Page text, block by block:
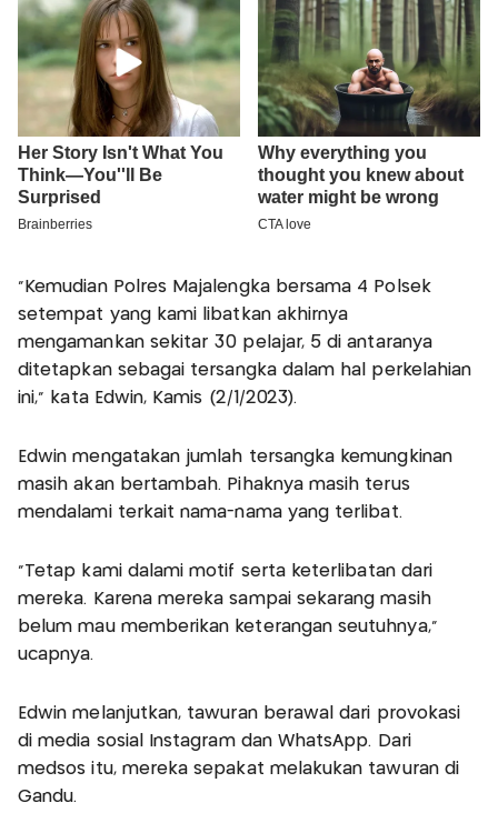
"Kemudian Polres Majalengka bersama 4 Polsek
setempat yang kami libatkan akhirnya
mengamankan sekitar 30 pelajar, 5 di antaranya
ditetapkan sebagai tersangka dalam hal perkelahian
ini," kata Edwin, Kamis (2/1/2023).
Edwin mengatakan jumlah tersangka kemungkinan
masih akan bertambah. Pihaknya masih terus
mendalami terkait nama-nama yang terlibat.
"Tetap kami dalami motif serta keterlibatan dari
mereka. Karena mereka sampai sekarang masih
belum mau memberikan keterangan seutuhnya,"
ucapnya.
Edwin melanjutkan, tawuran berawal dari provokasi
di media sosial Instagram dan WhatsApp. Dari
medsos itu, mereka sepakat melakukan tawuran di
Gandu.